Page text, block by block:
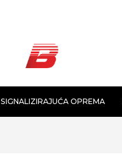
SIGNALIZIRAJUĆA OPREMA